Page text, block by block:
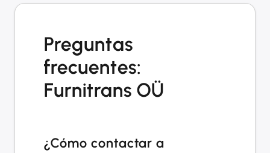
Preguntas
frecuentes:
Furnitrans OÜ
¿Cómo contactar a